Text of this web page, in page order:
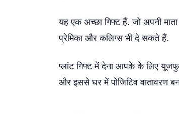
यह एक अच्छा गिफ्ट हैं. जो अपनी
प्रेमिका और कलिग्स भी दे सकते हैं.
प्लांट गिफ्ट में देना आपके के लिए
और इससे घर में पोजिटिव वातावरण